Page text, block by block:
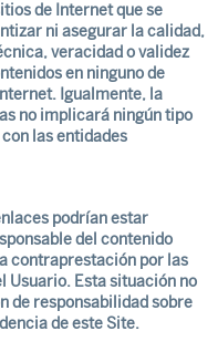
de Internet que se
ni asegurar la calidad,
veracidad o validez
en ninguno de
Igualmente, la
no implicará ningún tipo
las entidades
podrían estar
del contenido
contraprestación por las
Usuario. Esta situación no
de responsabilidad sobre
de este Site.